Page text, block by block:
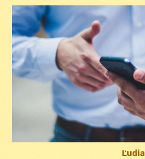
Ľudia